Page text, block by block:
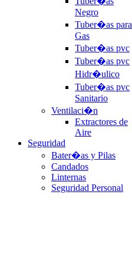
Negro
Tuber�as para
Gas
Tuber�as pvc
Tuber�as pvc
Hidr�ulico
Tuber�as pvc
Sanitario
Ventilaci�n
Extractores de
Aire
Seguridad
Bater�as y Pilas
Candados
Linternas
Seguridad Personal